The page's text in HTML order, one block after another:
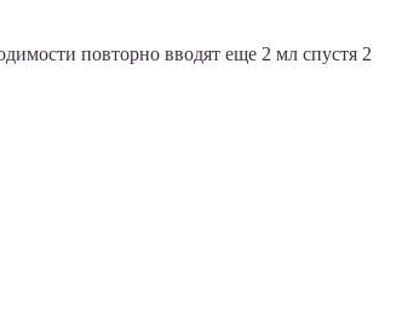
повторно вводят еще 2 мл спустя 2